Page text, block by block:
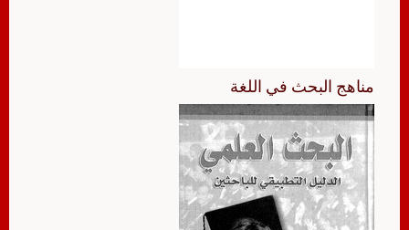
مناهج البحث في اللغة